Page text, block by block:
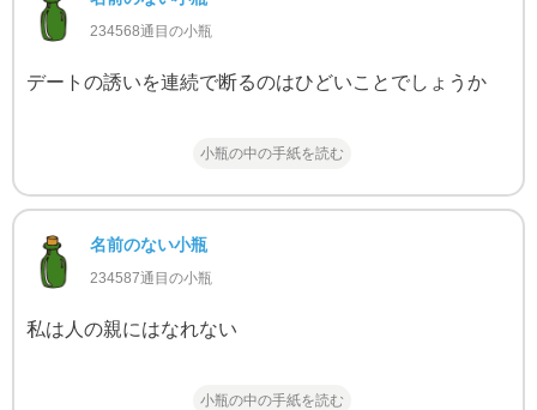
234568通目の小瓶
デートの誘いを連続で断るのはひどいことでしょうか
小瓶の中の手紙を読む
名前のない小瓶
234587通目の小瓶
私は人の親にはなれない
小瓶の中の手紙を読む